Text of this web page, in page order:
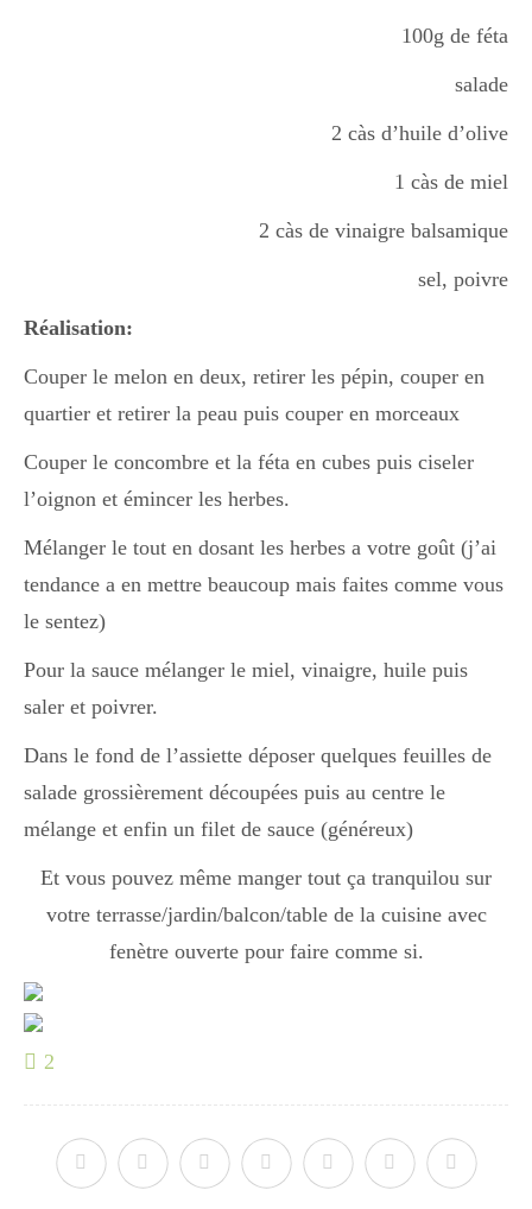
Semaines Spéciales
cupcake
apéro
Halloween
Japon
100g de féta
salade
2 càs d’huile d’olive
1 càs de miel
2 càs de vinaigre balsamique
sel, poivre
Réalisation:
Couper le melon en deux, retirer les pépin, couper en
quartier et retirer la peau puis couper en morceaux
Couper le concombre et la féta en cubes puis ciseler
l’oignon et émincer les herbes.
Mélanger le tout en dosant les herbes a votre goût (j’ai
tendance a en mettre beaucoup mais faites comme vous
le sentez)
Pour la sauce mélanger le miel, vinaigre, huile puis
saler et poivrer.
Dans le fond de l’assiette déposer quelques feuilles de
salade grossièrement découpées puis au centre le
mélange et enfin un filet de sauce (généreux)
Et vous pouvez même manger tout ça tranquilou sur
votre terrasse/jardin/balcon/table de la cuisine avec
fenètre ouverte pour faire comme si.
2